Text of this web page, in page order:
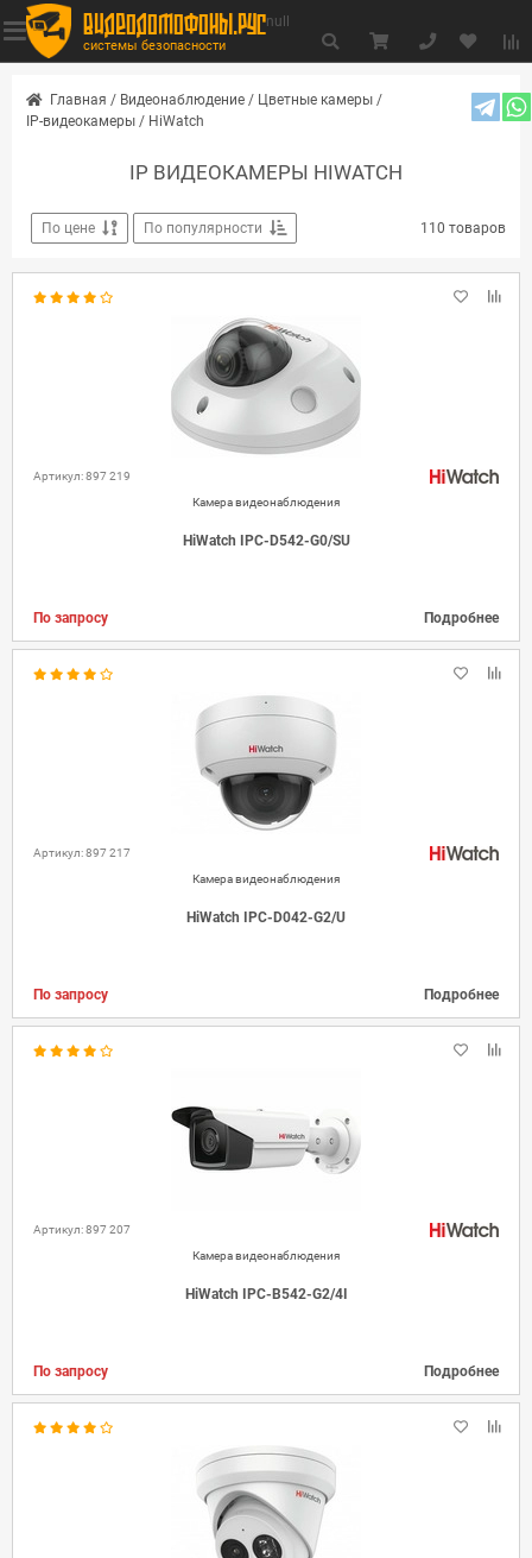
видеодомофоны.рус
системы безопасности
null
Главная / Видеонаблюдение / Цветные камеры /
IP-видеокамеры / HiWatch
IP ВИДЕОКАМЕРЫ HIWATCH
По цене По популярности 110 товаров
Артикул: 897 219
Камера видеонаблюдения
HiWatch IPC-D542-G0/SU
По запросу Подробнее
Артикул: 897 217
Камера видеонаблюдения
HiWatch IPC-D042-G2/U
По запросу Подробнее
Артикул: 897 207
Камера видеонаблюдения
HiWatch IPC-B542-G2/4I
По запросу Подробнее